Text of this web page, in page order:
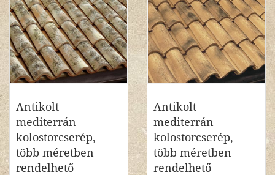
Antikolt
mediterrán
kolostorcserép,
több méretben
rendelhető
Antikolt
mediterrán
kolostorcserép,
több méretben
rendelhető